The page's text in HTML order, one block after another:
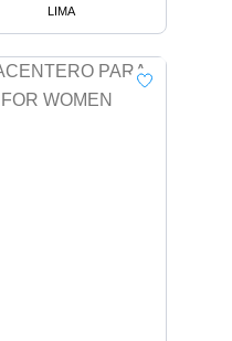
LIMA